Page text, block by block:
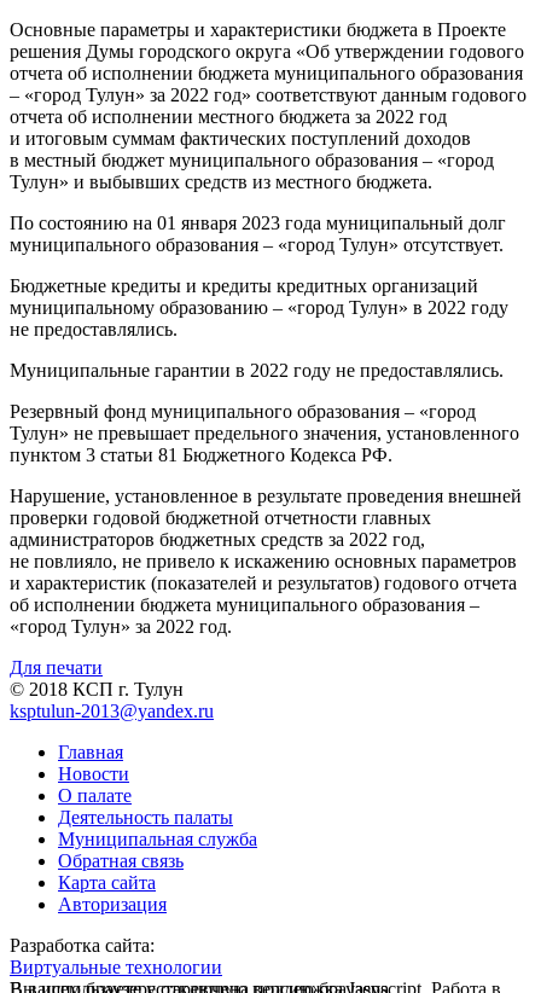
Основные параметры и характеристики бюджета в Проекте
решения Думы городского округа «Об утверждении годового
отчета об исполнении бюджета муниципального образования
– «город Тулун» за 2022 год» соответствуют данным годового
отчета об исполнении местного бюджета за 2022 год
и итоговым суммам фактических поступлений доходов
в местный бюджет муниципального образования – «город
Тулун» и выбывших средств из местного бюджета.
По состоянию на 01 января 2023 года муниципальный долг
муниципального образования – «город Тулун» отсутствует.
Бюджетные кредиты и кредиты кредитных организаций
муниципальному образованию – «город Тулун» в 2022 году
не предоставлялись.
Муниципальные гарантии в 2022 году не предоставлялись.
Резервный фонд муниципального образования – «город
Тулун» не превышает предельного значения, установленного
пунктом 3 статьи 81 Бюджетного Кодекса РФ.
Нарушение, установленное в результате проведения внешней
проверки годовой бюджетной отчетности главных
администраторов бюджетных средств за 2022 год,
не повлияло, не привело к искажению основных параметров
и характеристик (показателей и результатов) годового отчета
об исполнении бюджета муниципального образования –
«город Тулун» за 2022 год.
Для печати
© 2018 КСП г. Тулун
ksptulun-2013@yandex.ru
Главная
Новости
О палате
Деятельность палаты
Муниципальная служба
Обратная связь
Карта сайта
Авторизация
Разработка сайта:
Виртуальные технологии
В вашем браузере отключена поддержка Jasvscript. Работа в
Вы используете устаревшую версию браузера.